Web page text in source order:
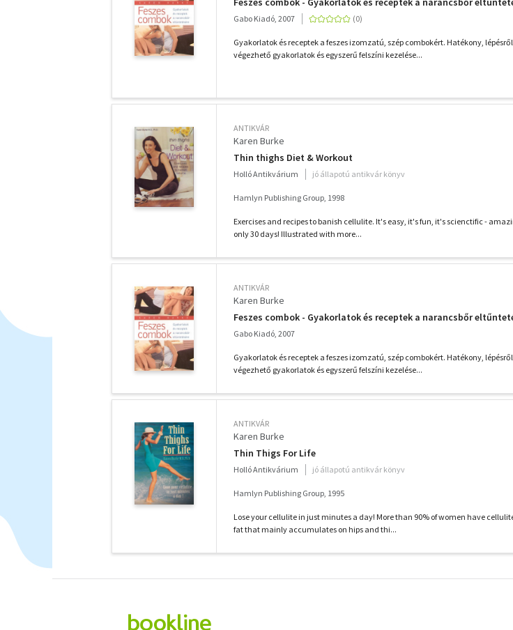
Gabo Kiadó, 2007
Gyakorlatok és receptek a feszes izomzatú, szép combokért. Hatékony,
végezhető gyakorlatok és egyszerű felszíni kezelése...
ANTIKVÁR
Karen Burke
Thin thighs Diet & Workout
Holló Antikvárium jó állapotú antikvár könyv
Hamlyn Publishing Group, 1998
Exercises and recipes to banish cellulite. It's easy, it's fun, it's scienctific -
only 30 days! Illustrated with more...
ANTIKVÁR
Karen Burke
Feszes combok - Gyakorlatok és receptek a narancsbőr
Gabo Kiadó, 2007
Gyakorlatok és receptek a feszes izomzatú, szép combokért. Hatékony,
végezhető gyakorlatok és egyszerű felszíni kezelése...
ANTIKVÁR
Karen Burke
Thin Thigs For Life
Holló Antikvárium jó állapotú antikvár könyv
Hamlyn Publishing Group, 1995
Lose your cellulite in just minutes a day! More than 90% of women have
fat that mainly accumulates on hips and thi...
szűrők